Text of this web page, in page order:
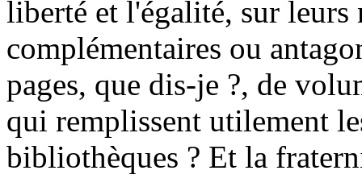
liberté et l'égalité, sur leurs
complémentaires ou
pages, que dis-je ?, de
qui remplissent utilement
bibliothèques ? Et la